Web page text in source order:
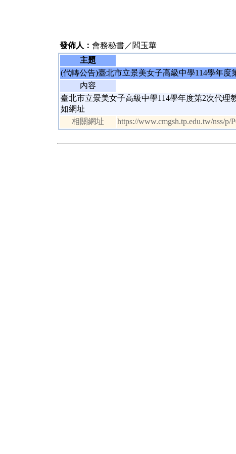
發佈人： 會務秘書／閻玉華
主題
(代轉公告)臺北市立景美女子高級中學114學年度
內容
臺北市立景美女子高級中學114學年度第2次代理
如網址
相關網址
https://www.cmgsh.tp.edu.tw/nss/p/